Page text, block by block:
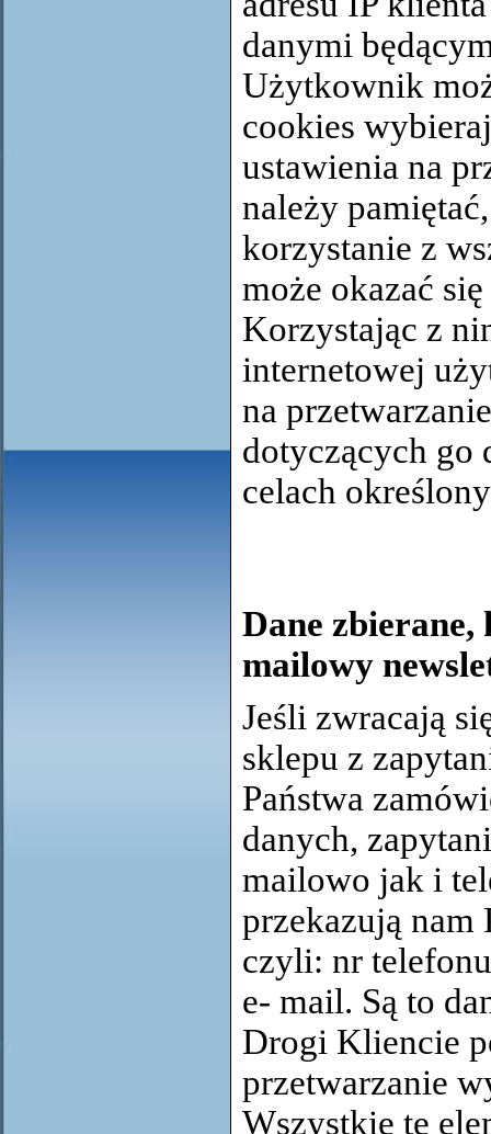
danymi
Użytkownik
cookies
ustawienia na
należy
korzystanie z
może okazać
Korzystając z
internetowej
na
dotyczących go
celach
Dane zbierane,
mailowy
Jeśli zwracają
sklepu z
Państwa
danych,
mailowo jak i
przekazują nam
czyli: nr
e- mail. Są to
Drogi Kliencie
przetwarzanie
Wszystkie te